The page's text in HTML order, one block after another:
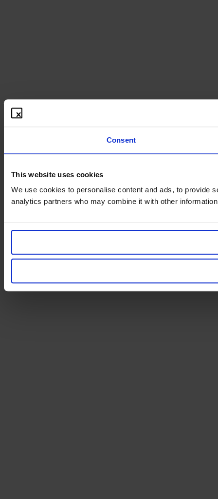
Consent
This website uses cookies
We use cookies to personalise content and ads, to provide
analytics partners who may combine it with other